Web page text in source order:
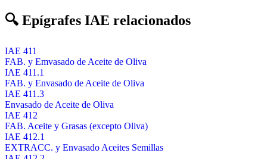
🔍 Epígrafes IAE relacionados
IAE 411
FAB. y Emvasado de Aceite de Oliva
IAE 411.1
FAB. y Envasado de Aceite de Oliva
IAE 411.3
Envasado de Aceite de Oliva
IAE 412
FAB. Aceite y Grasas (excepto Oliva)
IAE 412.1
EXTRACC. y Envasado Aceites Semillas